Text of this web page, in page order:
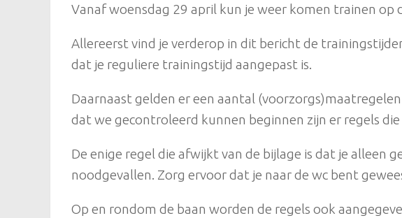
Vanaf woensdag 29 april kun je weer komen trainen op
Allereerst vind je verderop in dit bericht de
dat je reguliere trainingstijd aangepast is.
Daarnaast gelden er een aantal
dat we gecontroleerd kunnen beginnen zijn er regels
De enige regel die afwijkt van de bijlage is dat je alleen
noodgevallen. Zorg ervoor dat je naar de wc bent
Op en rondom de baan worden de regels ook